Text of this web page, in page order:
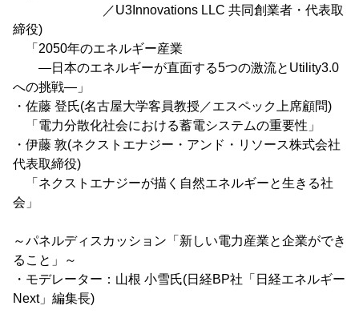
／U3Innovations LLC 共同創業者・代表取
締役)
「2050年のエネルギー産業
―日本のエネルギーが直面する5つの激流とUtility3.0
への挑戦―」
・佐藤 登氏(名古屋大学客員教授／エスペック上席顧問)
「電力分散化社会における蓄電システムの重要性」
・伊藤 敦(ネクストエナジー・アンド・リソース株式会社
代表取締役)
「ネクストエナジーが描く自然エネルギーと生きる社
会」
～パネルディスカッション「新しい電力産業と企業ができ
ること」～
・モデレーター：山根 小雪氏(日経BP社「日経エネルギー
Next」編集長)